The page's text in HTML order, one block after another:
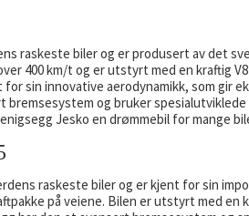
raskeste biler og er produsert av det
400 km/t og er utstyrt med en kraftig
sin innovative aerodynamikk, som gir
bremsesystem og bruker
Jesko en drømmebil for mange
raskeste biler og er kjent for sin
på veiene. Bilen er utstyrt med